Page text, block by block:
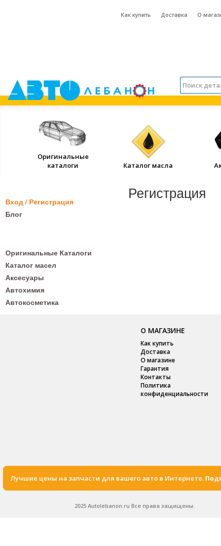
Как купить Доставка О
Оригинальные
каталоги
Каталог масла
Вход / Регистрация
Блог
Оригинальные Каталоги
Каталог масел
Аксесуары
Автохимия
Автокосметика
Регистрация
О МАГАЗИНЕ
Как купить
Доставка
О магазине
Гарантия
Контакты
Политика
конфиденциальности
Лучшие цены на запчасти для вашего авто в Интернете.
2025 Autolebanon.ru Все права защищены.